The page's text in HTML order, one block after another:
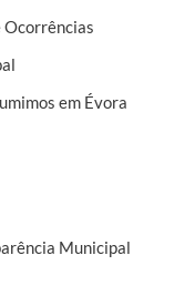
Ocorrências
em Évora
Municipal